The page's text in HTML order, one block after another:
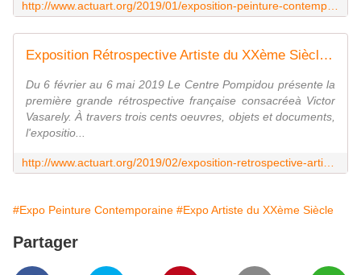
Exposition Rétrospective Artiste du XXème Siècle: Victor VASARELY " LE PARTAGE DES FORMES " - ACTUART by Eric SIMON
Du 6 février au 6 mai 2019 Le Centre Pompidou présente la
première grande rétrospective française consacréeà Victor
Vasarely. À travers trois cents oeuvres, objets et documents,
l'expositio...
#Expo Peinture Contemporaine #Expo Artiste du XXème Siècle
Partager